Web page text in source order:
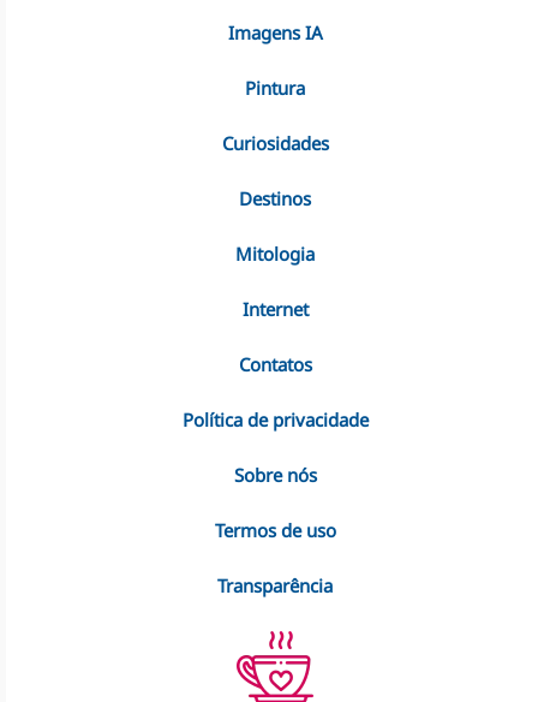
Imagens IA
Pintura
Curiosidades
Destinos
Mitologia
Internet
Contatos
Política de privacidade
Sobre nós
Termos de uso
Transparência